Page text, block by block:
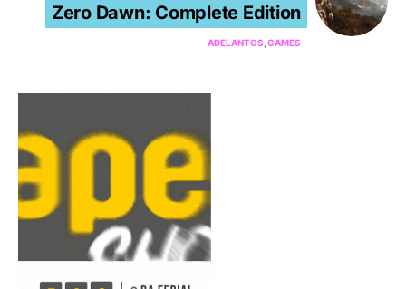
Zero Dawn: Complete Edition
ADELANTOS GAMES